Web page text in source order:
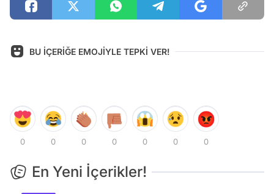
BU İÇERİĞE EMOJİYLE TEPKİ VER!
0 0 0 0 0 0 0
En Yeni İçerikler!